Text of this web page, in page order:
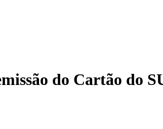
do Cartão do